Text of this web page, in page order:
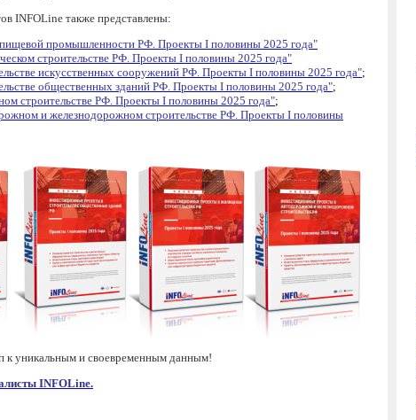
INFOLine также представлены:
промышленности РФ. Проекты I половины 2025 года"
строительстве РФ. Проекты I половины 2025 года"
искусственных сооружений РФ. Проекты I половины 2025 года";
общественных зданий РФ. Проекты I половины 2025 года";
строительстве РФ. Проекты I половины 2025 года";
и железнодорожномстроительстве РФ. Проекты I половины
к уникальным и своевременным данным!
INFOLine.